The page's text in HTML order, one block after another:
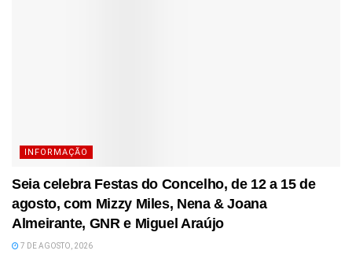
INFORMAÇÃO
Seia celebra Festas do Concelho, de 12 a 15 de
agosto, com Mizzy Miles, Nena & Joana
Almeirante, GNR e Miguel Araújo
7 DE AGOSTO, 2026